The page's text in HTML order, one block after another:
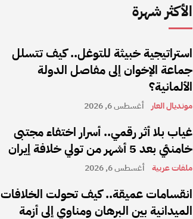
الأكثر شهرة
استراتيجية خبيثة للتوغل.. كيف تتسلل
جماعة الإخوان إلى مفاصل الدولة
الألمانية؟
مونديال العار أغسطس 6, 2026
غياب بلا أثر رقمي.. أسرار اختفاء مجتبى
خامنئي بعد 5 أشهر من تولي خلافة إيران
ملفات عربية أغسطس 6, 2026
انقسامات عميقة.. كيف تحولت الخلافات
الميدانية بين البرهان ومناوي إلى أزمة